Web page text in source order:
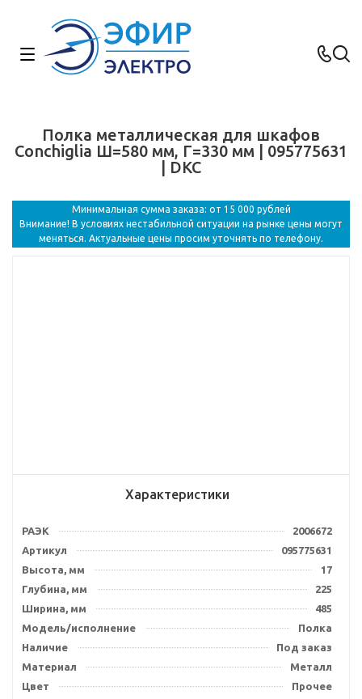
Полка металлическая для шкафов
Conchiglia Ш=580 мм, Г=330 мм | 095775631
| DKC
Минимальная сумма заказа: от 15 000 рублей
Внимание! В условиях нестабильной ситуации на рынке цены могут
меняться. Актуальные цены просим уточнять по телефону.
Характеристики
РАЭК
2006672
Артикул
095775631
Высота, мм
17
Глубина, мм
225
Ширина, мм
485
Модель/исполнение
Полка
Наличие
Под заказ
Материал
Металл
Цвет
Прочее